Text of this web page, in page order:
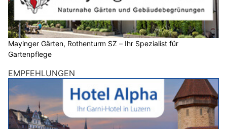
Mayinger Gärten, Rothenturm SZ – Ihr Spezialist für
Gartenpflege
EMPFEHLUNGEN